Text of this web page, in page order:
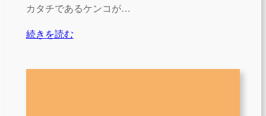
カタチであるケンコが…
続きを読む